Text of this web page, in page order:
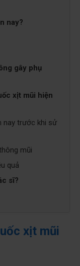
nay?
gây phụ
xịt mũi hiện
nay trước khi sử
mũi
quả
sĩ?
xịt mũi